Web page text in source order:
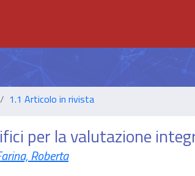
1.1 Articolo in rivista
per la valutazione
Roberta